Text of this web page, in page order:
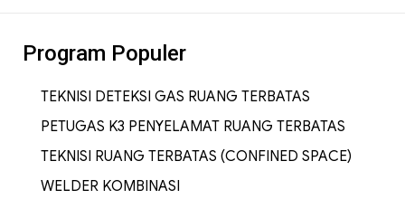
Program Populer
TEKNISI DETEKSI GAS RUANG TERBATAS
PETUGAS K3 PENYELAMAT RUANG TERBATAS
TEKNISI RUANG TERBATAS (CONFINED SPACE)
WELDER KOMBINASI